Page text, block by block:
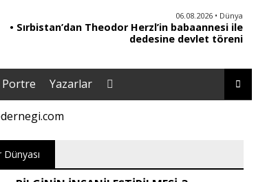
06.08.2026 • Dünya
• Sırbistan’dan Theodor Herzl’in babaannesi ile
dedesine devlet töreni
Portre Yazarlar
Dünyası